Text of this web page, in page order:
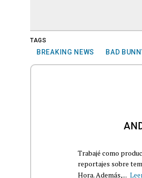
TAGS
BREAKING NEWS BAD
Trabajé como
reportajes sobre
Hora. Además,...